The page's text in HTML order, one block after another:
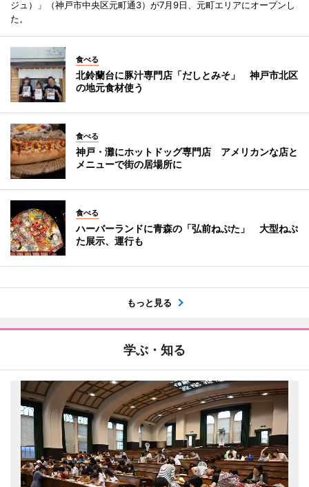
ジュ）」（神戸市中央区元町通3）が7月9日、元町エリアにオープンし
た。
食べる
北鈴蘭台に豚汁専門店「だしとみそ」 神戸市北区
の地元食材使う
食べる
神戸・灘にホットドッグ専門店 アメリカンな店と
メニューで街の居場所に
食べる
ハーバーランドに青森の「弘前ねぷた」 大型ねぷ
た展示、運行も
もっと見る
学ぶ・知る